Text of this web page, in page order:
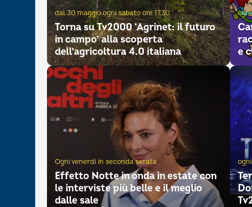
dal 30 maggio ogni sabato ore 17.30
Torna su Tv2000 ‘Agrinet: il futuro
in campo’ alla scoperta
dell’agricoltura 4.0 italiana
e
Ogni venerdì in seconda serata
Effetto Notte in onda in estate con
le interviste più belle e il meglio
dalle sale